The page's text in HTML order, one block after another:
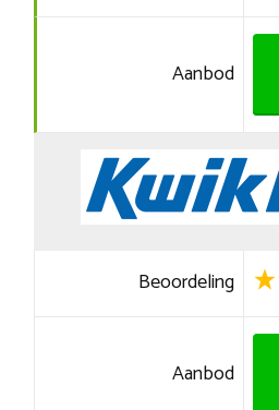
Aanbod
Beoordeling
Aanbod